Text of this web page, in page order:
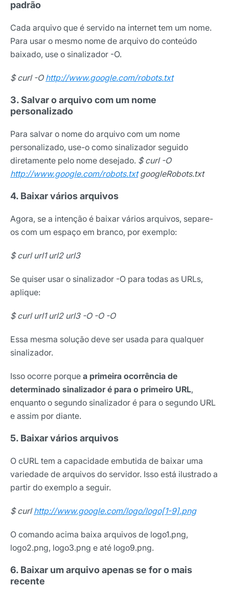
padrão
Cada arquivo que é servido na internet tem um nome.
Para usar o mesmo nome de arquivo do conteúdo
baixado, use o sinalizador -O.
$ curl -O http://www.google.com/robots.txt
3. Salvar o arquivo com um nome
personalizado
Para salvar o nome do arquivo com um nome
personalizado, use-o como sinalizador seguido
diretamente pelo nome desejado. $ curl -O
http://www.google.com/robots.txtgoogleRobots.txt
4. Baixar vários arquivos
Agora, se a intenção é baixar vários arquivos, separe-
os com um espaço em branco, por exemplo:
$ curl url1 url2 url3
Se quiser usar o sinalizador -O para todas as URLs,
aplique:
$ curl url1 url2 url3 -O -O -O
Essa mesma solução deve ser usada para qualquer
sinalizador.
Isso ocorre porque a primeira ocorrência de
determinado sinalizador é para o primeiro URL,
enquanto o segundo sinalizador é para o segundo URL
e assim por diante.
5. Baixar vários arquivos
O cURL tem a capacidade embutida de baixar uma
variedade de arquivos do servidor. Isso está ilustrado a
partir do exemplo a seguir.
$ curlhttp://www.google.com/logo/logo[1-9].png
O comando acima baixa arquivos de logo1.png,
logo2.png, logo3.png e até logo9.png.
6. Baixar um arquivo apenas se for o mais
recente
Receba os melhores insights da Locaweb
Tendências e materiais exclusivos do mercado
digital que valem a leitura.
Nome
E-mail
Selecione sua área de atuação
*Ao assinar nossa newsletter, você concorda em receber
Políticas de Privacidade